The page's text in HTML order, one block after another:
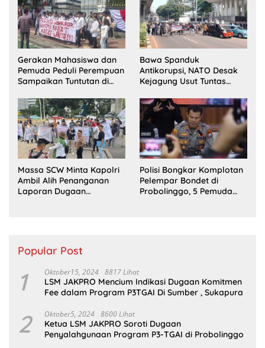
Gerakan Mahasiswa dan
Pemuda Peduli Perempuan
Sampaikan Tuntutan di
Bawa Spanduk
Antikorupsi, NATO Desak
Kejagung Usut Tuntas
Massa SCW Minta Kapolri
Ambil Alih Penanganan
Laporan Dugaan
Polisi Bongkar Komplotan
Pelempar Bondet di
Probolinggo, 5 Pemuda
Popular Post
1 Oktober15, 2024 8817 Lihat
LSM JAKPRO Mencium Indikasi Dugaan Komitmen
Fee dalam Program P3TGAI Di Sumber , Sukapura
2 Oktober5, 2024 8600 Lihat
Ketua LSM JAKPRO Soroti Dugaan
Penyalahgunaan Program P3-TGAI di Probolinggo